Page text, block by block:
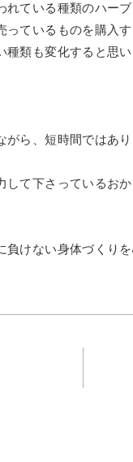
ている種類のハーブ
っているものを購入
種類も変化すると思
ら、短時間ではあ
て下さっているお
けない身体づくりを